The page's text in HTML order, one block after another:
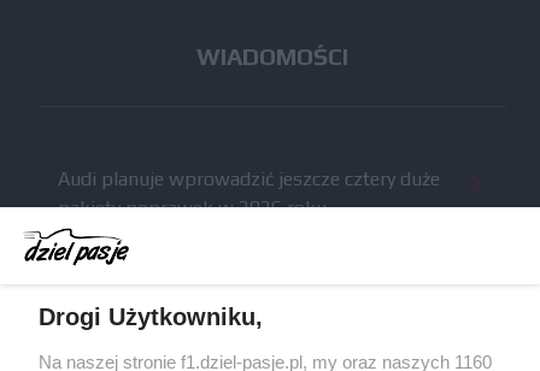
WIADOMOŚCI
Audi planuje wprowadzić jeszcze cztery duże
pakiety poprawek w 2026 roku
Gasly dołączył do krytyki obecnych
McCullough opuści Astona Martina z końcem
Drogi Użytkowniku,
Na naszej stronie f1.dziel-pasje.pl, my oraz naszych 1160